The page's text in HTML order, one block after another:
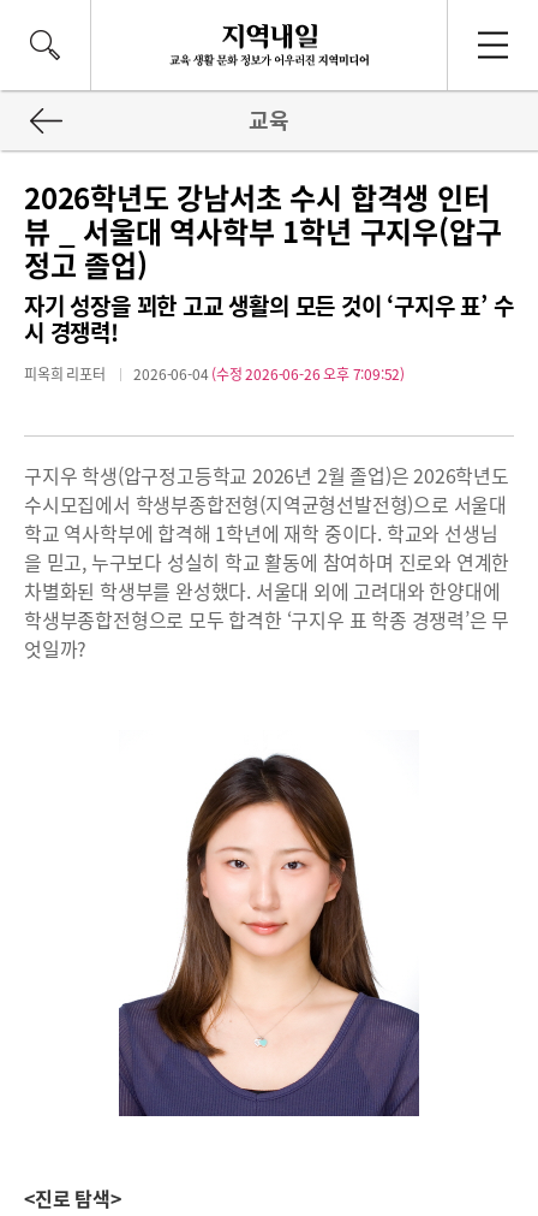
교육
2026학년도 강남서초 수시 합격생 인터
뷰 _ 서울대 역사학부 1학년 구지우(압구
정고 졸업)
자기 성장을 꾀한 고교 생활의 모든 것이 ‘구지우 표’ 수
시 경쟁력!
피옥희 리포터 2026-06-04(수정 2026-06-26 오후 7:09:52)
구지우 학생(압구정고등학교 2026년 2월 졸업)은 2026학년도
수시모집에서 학생부종합전형(지역균형선발전형)으로 서울대
학교 역사학부에 합격해 1학년에 재학 중이다. 학교와 선생님
을 믿고, 누구보다 성실히 학교 활동에 참여하며 진로와 연계한
차별화된 학생부를 완성했다. 서울대 외에 고려대와 한양대에
학생부종합전형으로 모두 합격한 ‘구지우 표 학종 경쟁력’은 무
엇일까?
<진로 탐색>